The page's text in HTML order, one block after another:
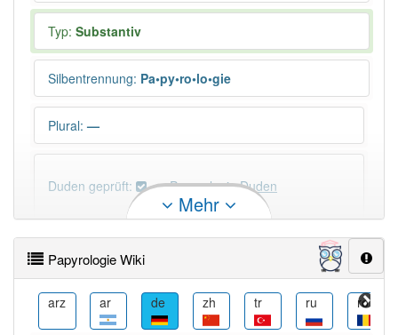
Typ: Substantiv
Silbentrennung: Pa•py•ro•lo•gie
Plural: —
Duden geprüft: Papyrologie Duden
×
Wörter, die mit "-ie" enden, haben fast immer
Artikel:die.
Mehr
Papyrologie Wiki
arz ar de zh tr ru ro